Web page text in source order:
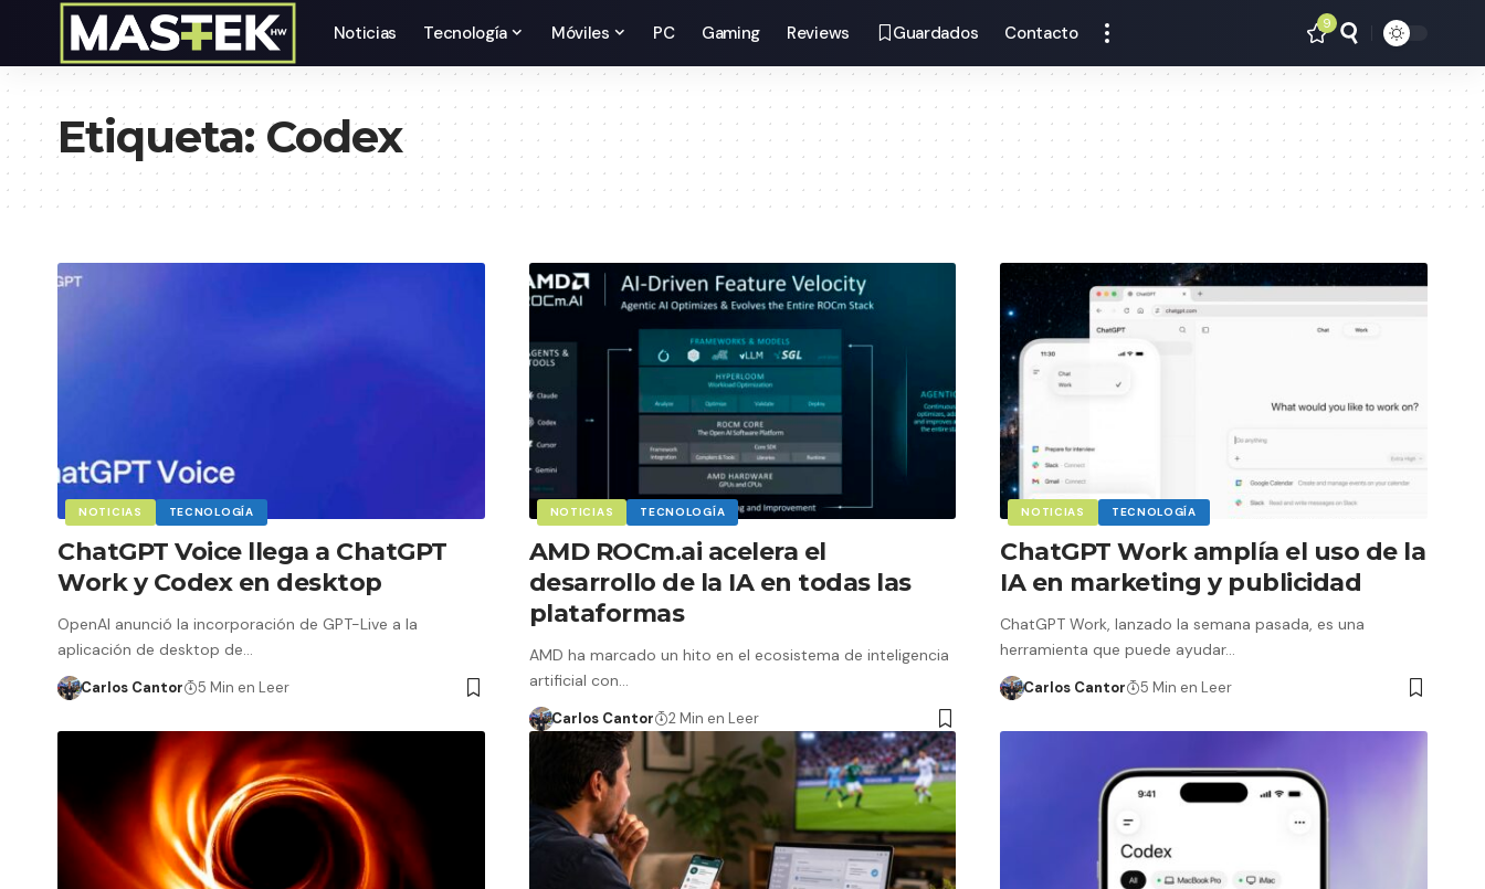
Noticias Tecnología Móviles PC Gaming Reviews Guardados Contacto 9
Etiqueta:Codex
NOTICIAS TECNOLOGÍA
ChatGPT Voice llega a ChatGPT
Work y Codex en desktop
OpenAI anunció la incorporación de GPT-Live a la
aplicación de desktop de…
Carlos Cantor 5 Min en Leer
NOTICIAS TECNOLOGÍA
AMD ROCm.ai acelera el
desarrollo de la IA en todas las
plataformas
AMD ha marcado un hito en el ecosistema de inteligencia
artificial con…
Carlos Cantor 2 Min en Leer
NOTICIAS TECNOLOGÍA
ChatGPT Work amplía el uso de la
IA en marketing y publicidad
ChatGPT Work, lanzado la semana pasada, es una
herramienta que puede ayudar…
Carlos Cantor 5 Min en Leer